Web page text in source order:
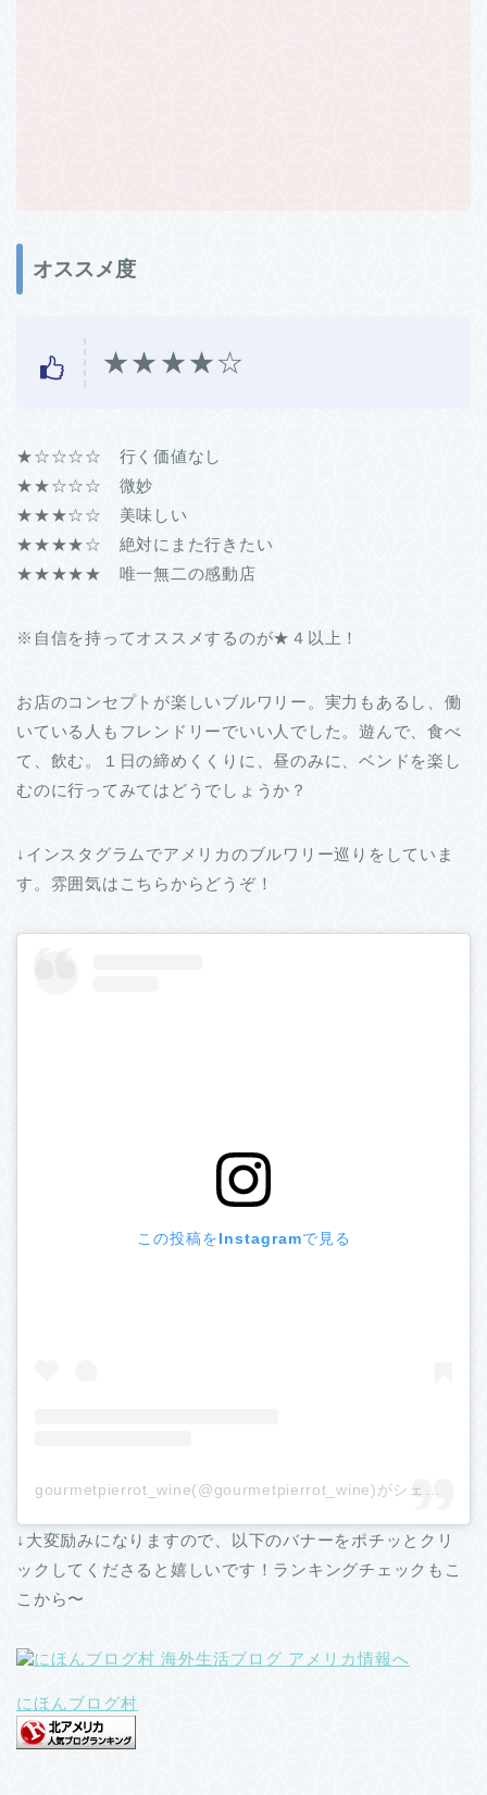
オススメ度
★★★★☆
★☆☆☆☆ 行く価値なし
★★☆☆☆ 微妙
★★★☆☆ 美味しい
★★★★☆ 絶対にまた行きたい
★★★★★ 唯一無二の感動店
※自信を持ってオススメするのが★４以上！
お店のコンセプトが楽しいブルワリー。実力もあるし、働
いている人もフレンドリーでいい人でした。遊んで、食べ
て、飲む。１日の締めくくりに、昼のみに、ベンドを楽し
むのに行ってみてはどうでしょうか？
↓インスタグラムでアメリカのブルワリー巡りをしていま
す。雰囲気はこちらからどうぞ！
この投稿をInstagramで見る
↓大変励みになりますので、以下のバナーをポチッとクリ
ックしてくださると嬉しいです！ランキングチェックもこ
こから〜
にほんブログ村